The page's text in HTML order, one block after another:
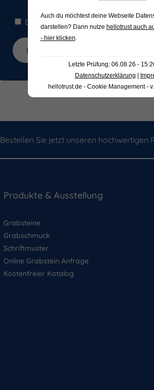
Die Hinweise zum Datenschutz habe
Bestellen Sie jetzt unseren
Produkte & Ausstellung
Grabsteine
Grabschmuck
Schriftmuster
Online Grabstein Anfrage
Kostenfreier Katalog
Auch du möchtest deine Webseite
darstellen? Dann nutze hellotrust auch
- hier klicken
Letzte Prüfung: 06.08.26 -
Datenschutzerklärung |
hellotrust.de - Cookie Management -